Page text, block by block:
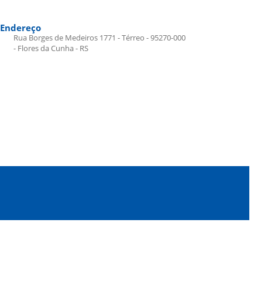
Endereço
Rua Borges de Medeiros 1771 - Térreo - 95270-000
- Flores da Cunha - RS